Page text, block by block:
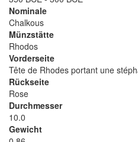
Nominale
Chalkous
Münzstätte
Rhodos
Vorderseite
Tête de Rhodes portant une
Rückseite
Rose
Durchmesser
10.0
Gewicht